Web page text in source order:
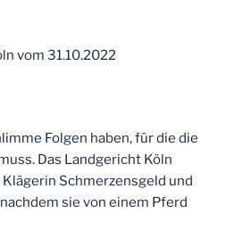
vom 31.10.2022
Folgen haben, für die die
Das Landgericht Köln
Schmerzensgeld und
sie von einem Pferd